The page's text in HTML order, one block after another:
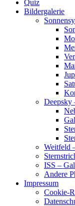
Quiz
Bildergalerie
Deepsky
Weitfeld
ISS –
Andere
Impressum
Cookie-